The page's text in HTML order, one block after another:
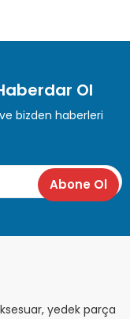
Ol
bizden haberleri
yedek parça